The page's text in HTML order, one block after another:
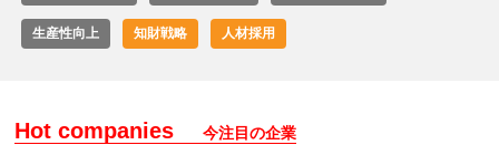
生産性向上 知財戦略 人材採用
Hot companies 今注目の企業